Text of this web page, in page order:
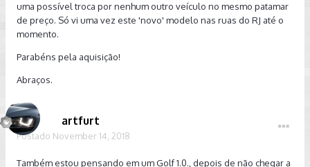
uma possível troca por nenhum outro veículo no mesmo patamar
de preço. Só vi uma vez este 'novo' modelo nas ruas do RJ até o
momento.
Parabéns pela aquisição!
Abraços.
artfurt
Postado November 14, 2018
Também estou pensando em um Golf 1.0., depois de não chegar a